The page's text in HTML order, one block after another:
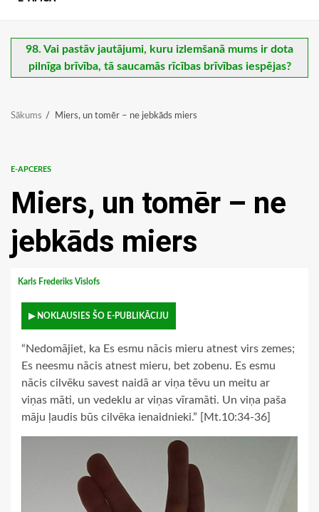
98. Vai pastāv jautājumi, kuru izlemšanā mums ir dota
pilnīga brīvība, tā saucamās rīcības brīvības iespējas?
Sākums Miers, un tomēr – ne jebkāds miers
E-APCERES
Miers, un tomēr – ne
jebkāds miers
Karls Frederiks Vislofs
▶ NOKLAUSIES ŠO E-PUBLIKĀCIJU
“Nedomājiet, ka Es esmu nācis mieru atnest virs zemes;
Es neesmu nācis atnest mieru, bet zobenu. Es esmu
nācis cilvēku savest naidā ar viņa tēvu un meitu ar
viņas māti, un vedeklu ar viņas vīramāti. Un viņa paša
māju ļaudis būs cilvēka ienaidnieki.” [Mt.10:34-36]